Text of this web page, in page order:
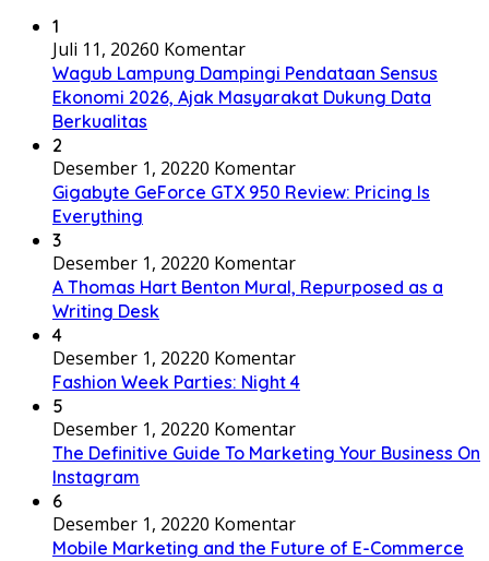
1
Juli 11, 20260 Komentar
Wagub Lampung Dampingi Pendataan Sensus
Ekonomi 2026, Ajak Masyarakat Dukung Data
Berkualitas
2
Desember 1, 20220 Komentar
Gigabyte GeForce GTX 950 Review: Pricing Is
Everything
3
Desember 1, 20220 Komentar
A Thomas Hart Benton Mural, Repurposed as a
Writing Desk
4
Desember 1, 20220 Komentar
Fashion Week Parties: Night 4
5
Desember 1, 20220 Komentar
The Definitive Guide To Marketing Your Business On
Instagram
6
Desember 1, 20220 Komentar
Mobile Marketing and the Future of E-Commerce